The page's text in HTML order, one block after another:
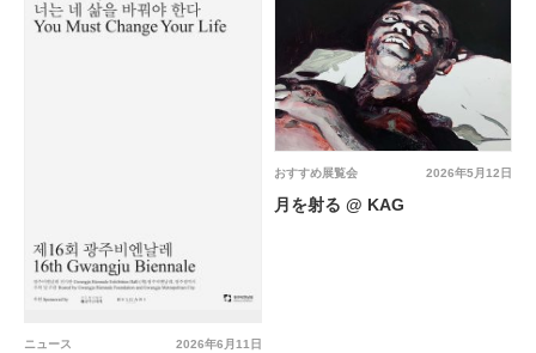
2026年6月11日
ニュース
2026年5月12日
おすすめ展覧会
月を射る @ KAG